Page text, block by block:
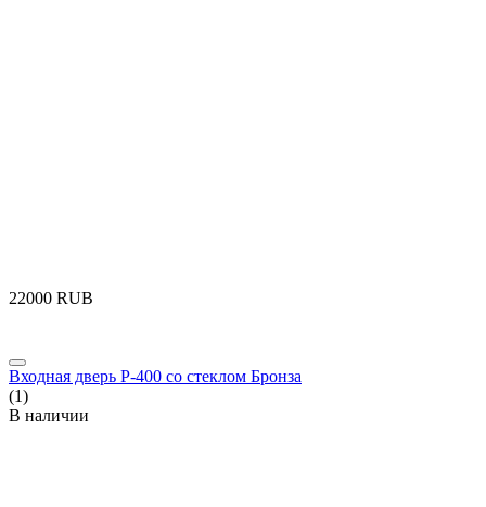
‍22000‍ RUB
Входная дверь P-400 со стеклом Бронза
(1)
В наличии